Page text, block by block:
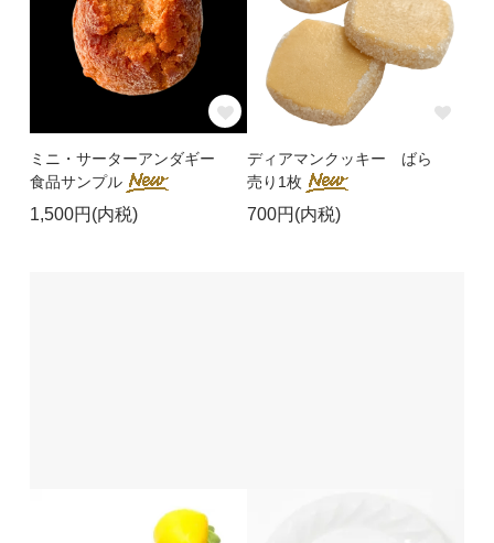
ミニ・サーターアンダギー
食品サンプル
1,500円(内税)
ディアマンクッキー ばら
売り1枚
700円(内税)